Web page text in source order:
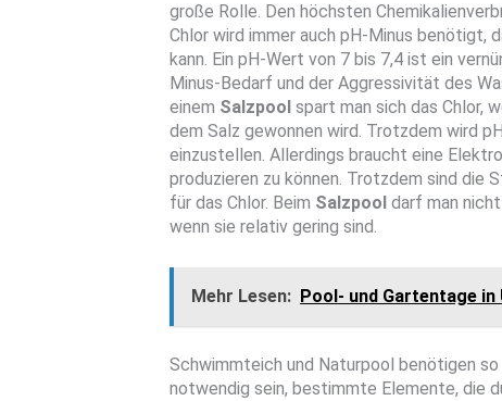
große Rolle. Den höchsten
Chlor wird immer auch pH-Minus benötigt,
kann. Ein pH-Wert von 7 bis 7,4 ist ein
Minus-Bedarf und der Aggressivität des
einem Salzpool spart man sich das Chlor,
dem Salz gewonnen wird. Trotzdem wird
einzustellen. Allerdings braucht eine
produzieren zu können. Trotzdem sind die
für das Chlor. Beim Salzpool darf man
wenn sie relativ gering sind.
Mehr Lesen: Pool- und Gartentage in
Schwimmteich und Naturpool benötigen
notwendig sein, bestimmte Elemente, die